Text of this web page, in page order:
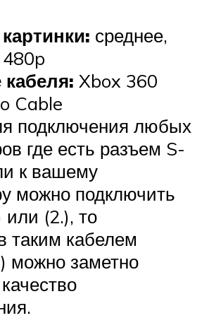
среднее,
Xbox 360
Cable
подключения любых
где есть разъем S-
к вашему
можно подключить
или (2.), то
таким кабелем
можно заметно